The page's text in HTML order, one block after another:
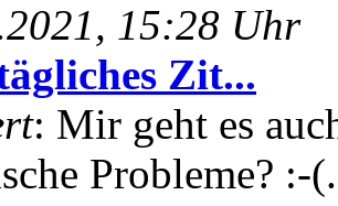
15:28 Uhr
Zit...
: Mir geht es
Probleme? :-